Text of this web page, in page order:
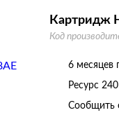
Картридж
Код
6 месяцев
Ресурс
Сообщить